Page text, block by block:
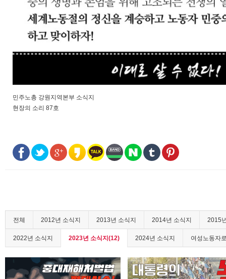
민주노총 강원지역본부 소식지
현장의 소리 87호
전체 2012년 소식지 2013년 소식지 2014년 소식지 2015
2022년 소식지 2023년 소식지(12) 2024년 소식지 여성노동자